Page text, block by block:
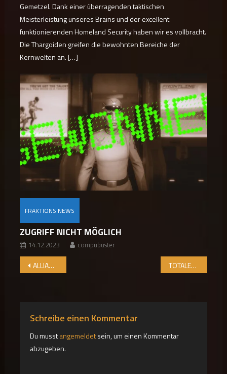
Gemetzel. Dank einer überragenden taktischen
Meisterleistung unseres Brains und der excellent
funktionierenden Homeland Security haben wir es vollbracht.
Die Thargoiden greifen die bewohnten Bereiche der
Kernwelten an. […]
FRAKTIONS NEWS
ZUGRIFF NICHT MÖGLICH
14.12.2023 compubuster
Beitragsnavigation
ALLIANZ-SIRIUS-PAKT BEREITET NEUE SPEZIALEINHEIT VOR TOTALER SIEG IN CATUCAB
Schreibe einen Kommentar
Du musstangemeldetsein, um einen Kommentar
abzugeben.